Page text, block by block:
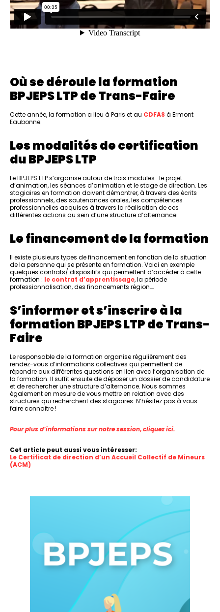
Où se déroule la formation
BPJEPS LTP de Trans-Faire
Cette année, la formation a lieu à Paris et au CDFAS à Ermont
Eaubonne.
Les modalités de certification
du BPJEPS LTP
Le BPJEPS LTP s’organise autour de trois modules : le projet
d’animation, les séances d’animation et le stage de direction. Les
stagiaires en formation doivent démontrer, à travers des écrits
professionnels, des soutenances orales, les compétences
professionnelles acquises à travers la réalisation de ces
différentes actions au sein d’une structure d’alternance.
Le financement de la formation
Il existe plusieurs types de financement en fonction de la situation
de la personne qui se présente en formation. Voici en exemple
quelques contrats/ dispositifs qui permettent d’accéder à cette
formation : le contrat d’apprentissage, la période
professionnalisation, des financements région….
S’informer et s’inscrire à la
formation BPJEPS LTP de Trans-
Faire
Le responsable de la formation organise régulièrement des
rendez-vous d’informations collectives qui permettent de
répondre aux différentes questions en lien avec l’organisation de
la formation. Il suffit ensuite de déposer un dossier de candidature
et de rechercher une structure d’alternance. Nous sommes
également en mesure de vous mettre en relation avec des
structures qui recherchent des stagiaires. N’hésitez pas à vous
faire connaitre !
Pour plus d’informations sur notre session, cliquez ici.
Cet article peut aussi vous intéresser:
Le Certificat de direction d’un Accueil Collectif de Mineurs
(ACM)